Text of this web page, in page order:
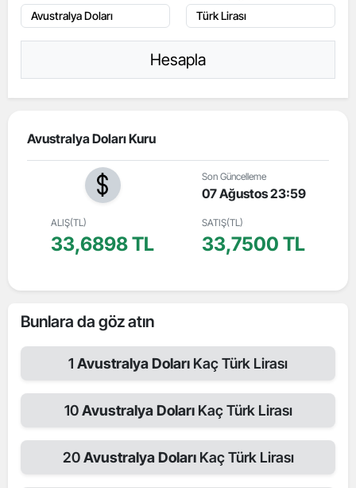
Hesapla
Avustralya Doları Kuru
Son Güncelleme
07 Ağustos 23:59
ALIŞ(TL)
33,6898 TL
SATIŞ(TL)
33,7500 TL
Bunlara da göz atın
1 Avustralya Doları Kaç Türk Lirası
10Avustralya DolarıKaç Türk Lirası
20Avustralya DolarıKaç Türk Lirası